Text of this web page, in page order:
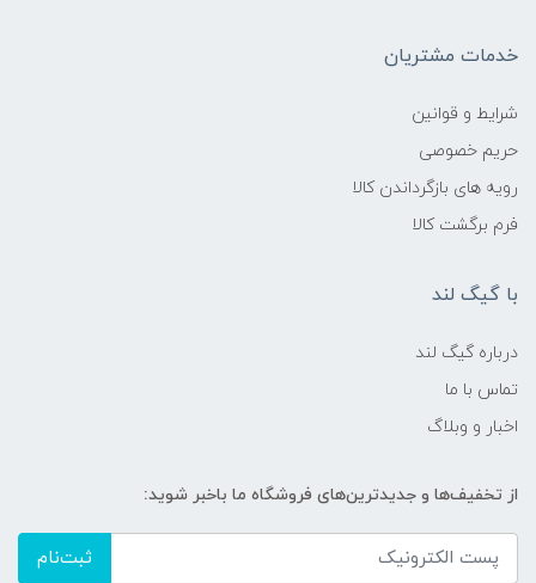
خدمات مشتریان
شرایط و قوانین
حریم خصوصی
رویه های بازگرداندن کالا
فرم برگشت کالا
با گیگ لند
درباره گیگ لند
تماس با ما
اخبار و وبلاگ
از تخفیف‌ها و جدیدترین‌های فروشگاه ما باخبر شوید:
ثبت‌نام